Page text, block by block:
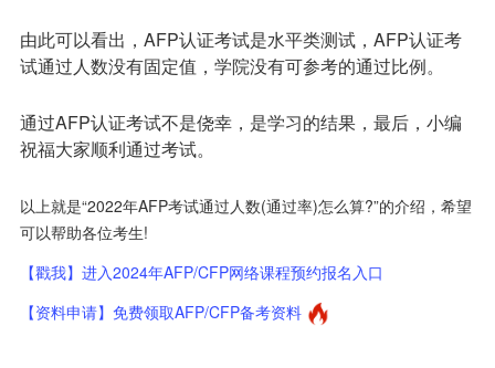
由此可以看出，AFP认证考试是水平类测试，AFP认证考
试通过人数没有固定值，学院没有可参考的通过比例。
通过AFP认证考试不是侥幸，是学习的结果，最后，小编
祝福大家顺利通过考试。
以上就是“2022年AFP考试通过人数(通过率)怎么算?”的介绍，希望
可以帮助各位考生!
【戳我】进入2024年AFP/CFP网络课程预约报名入口
【资料申请】免费领取AFP/CFP备考资料